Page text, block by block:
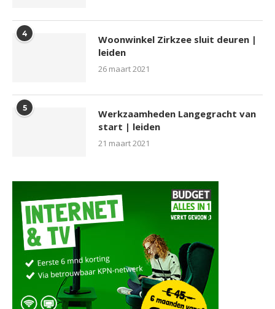
4
Woonwinkel Zirkzee sluit deuren |
leiden
26 maart 2021
5
Werkzaamheden Langegracht van
start | leiden
21 maart 2021